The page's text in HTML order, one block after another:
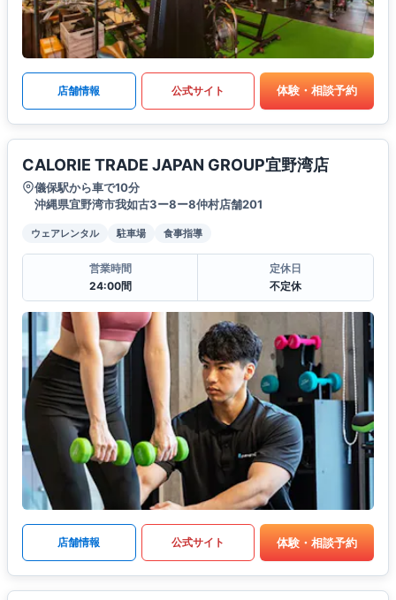
店舗情報 公式サイト 体験・相談予約
CALORIE TRADE JAPAN GROUP宜野湾店
儀保駅から車で10分
沖縄県宜野湾市我如古3ー8ー8仲村店舗201
ウェアレンタル 駐車場 食事指導
営業時間
24:00間
定休日
不定休
店舗情報 公式サイト 体験・相談予約